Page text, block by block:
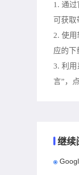
1. 通
可获取
2. 使
应的下
3. 利用
言”，
继续